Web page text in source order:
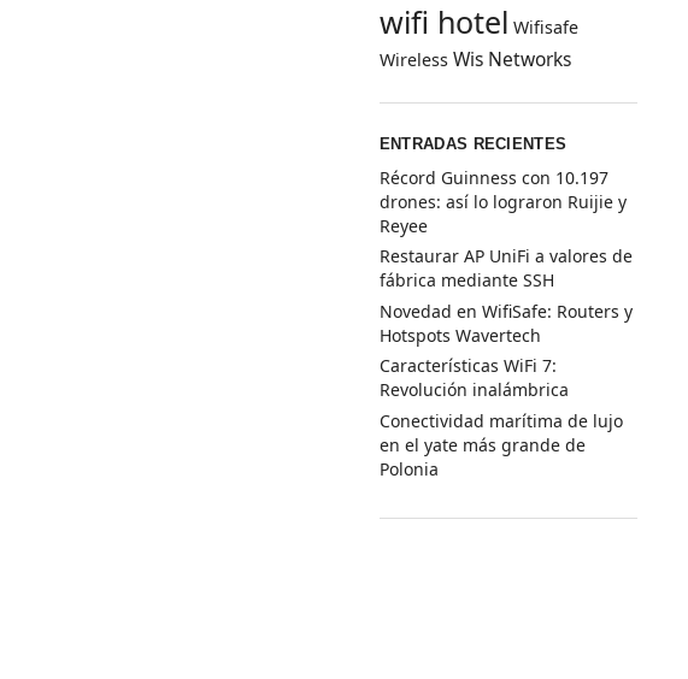
wifi hotel Wifisafe
Wireless Wis Networks
ENTRADAS RECIENTES
Récord Guinness con 10.197
drones: así lo lograron Ruijie y
Reyee
Restaurar AP UniFi a valores de
fábrica mediante SSH
Novedad en WifiSafe: Routers y
Hotspots Wavertech
Características WiFi 7:
Revolución inalámbrica
Conectividad marítima de lujo
en el yate más grande de
Polonia